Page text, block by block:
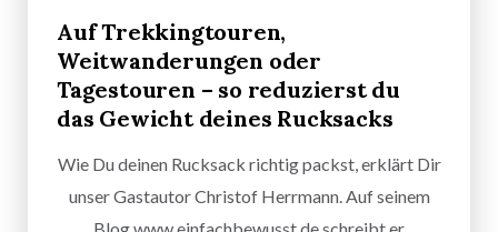
Auf Trekkingtouren,
Weitwanderungen oder
Tagestouren – so reduzierst du
das Gewicht deines Rucksacks
Wie Du deinen Rucksack richtig packst, erklärt Dir
unser Gastautor Christof Herrmann. Auf seinem